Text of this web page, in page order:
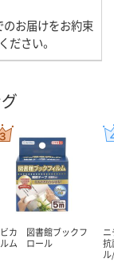
のお届けをお約束
ださい。
カ 図書館ブックフ
ム ロール
抗